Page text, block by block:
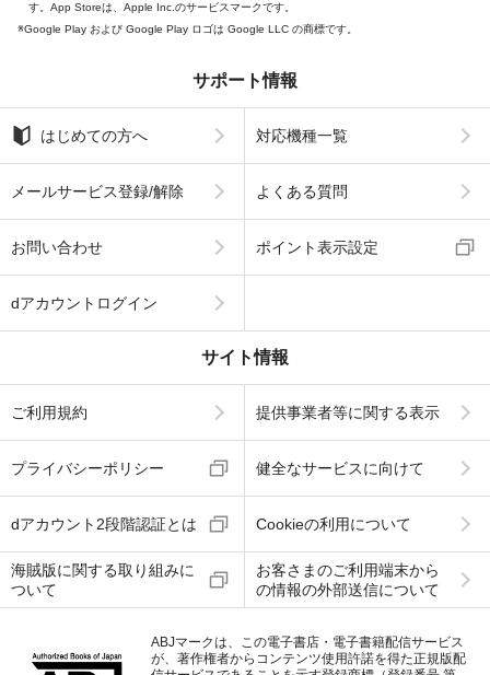
す。App Storeは、Apple Inc.のサービスマークです。
Google Play および Google Play ロゴは Google LLC の商標です。
サポート情報
はじめての方へ 対応機種一覧
メールサービス登録/解除 よくある質問
お問い合わせ ポイント表示設定
dアカウントログイン
サイト情報
ご利用規約 提供事業者等に関する表示
プライバシーポリシー 健全なサービスに向けて
dアカウント2段階認証とは Cookieの利用について
海賊版に関する取り組みに
ついて
お客さまのご利用端末から
の情報の外部送信について
ABJマークは、この電子書店・電子書籍配信サービス
が、著作権者からコンテンツ使用許諾を得た正規版配